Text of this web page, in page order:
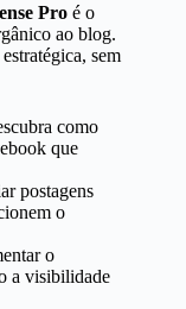
Pro é o
ao blog.
sem
como
que
postagens
o
o
a visibilidade